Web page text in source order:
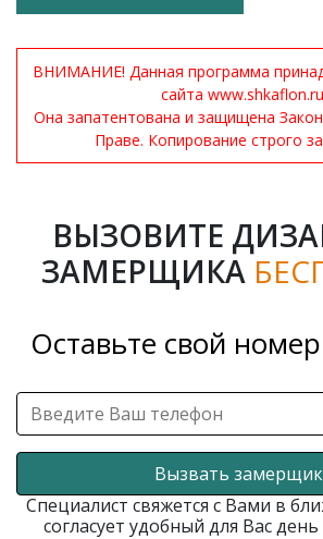
ВНИМАНИЕ! Данная программа
сайта
Она запатентована и защищена
Праве. Копирование строго
ВЫЗОВИТЕ
ЗАМЕРЩИКА
Оставьте свой
Вызвать
Специалист свяжется с Вами в
согласует удобный для Вас